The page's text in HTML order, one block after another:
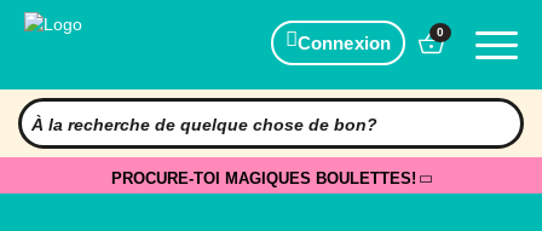
Connexion
0
PROCURE-TOI MAGIQUES BOULETTES!